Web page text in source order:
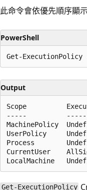
此命令會依優先順序顯
PowerShell
Output
Scope
-----
MachinePolicy
UserPolicy
Process
CurrentUser
Get-ExecutionPolicy